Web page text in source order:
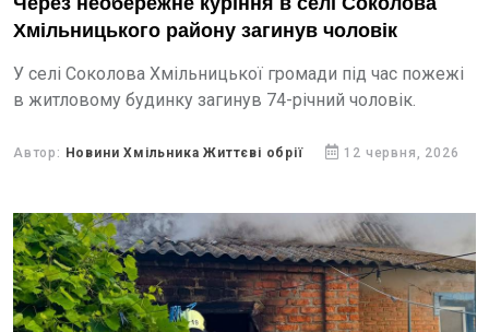
Хмільницького району загинув чоловік
У селі Соколова Хмільницької громади під час пожежі
в житловому будинку загинув 74-річний чоловік.
Автор: Новини Хмільника Життєві обрії 12 червня, 2026